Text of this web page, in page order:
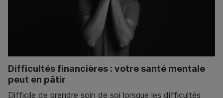
Difficultés financières : votre santé mentale
peut en pâtir
Difficile de prendre soin de soi lorsque les difficultés